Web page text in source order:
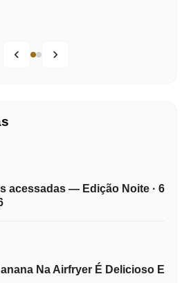
acessadas — Edição Noite · 6
Na Airfryer É Delicioso E